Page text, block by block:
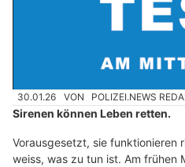
30.01.26 VON POLIZEI.NEWS
Sirenen können Leben retten.
Vorausgesetzt, sie funktionieren
weiss, was zu tun ist. Am frühen